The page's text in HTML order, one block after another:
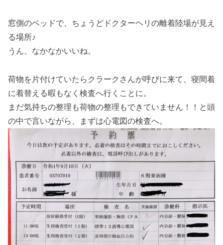
窓側のベッドで、ちょうどドクターヘリの離着陸場が見え
る場所♪
うん、なかなかいいね。
荷物を片付けていたらクラークさんが呼びに来て、寝間着
に着替える暇もなく検査へ行くことに。
まだ気持ちの整理も荷物の整理もできていません！！と頭
の中で言いながら、まずは心電図の検査へ。